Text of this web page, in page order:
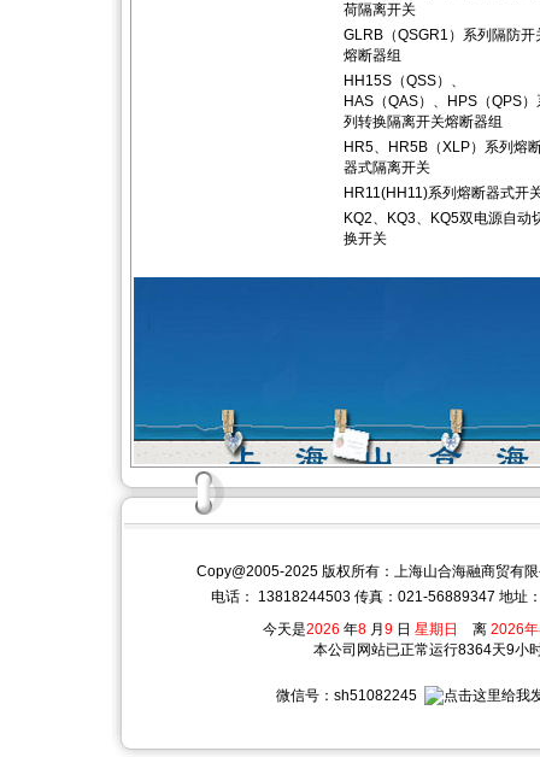
荷隔离开关
GLRB（QSGR1）系列隔防开
熔断器组
HH15S（QSS）、
HAS（QAS）、HPS（QPS）
列转换隔离开关熔断器组
HR5、HR5B（XLP）系列熔
器式隔离开关
HR11(HH11)系列熔断器式开
KQ2、KQ3、KQ5双电源自动
换开关